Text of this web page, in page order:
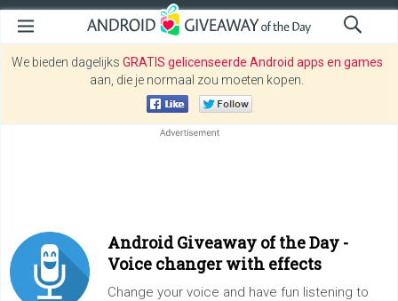
We bieden dagelijks GRATIS gelicenseerde Android apps en games
aan, die je normaal zou moeten kopen.
Android Giveaway of the Day -
Voice changer with effects
Change your voice and have fun listening to